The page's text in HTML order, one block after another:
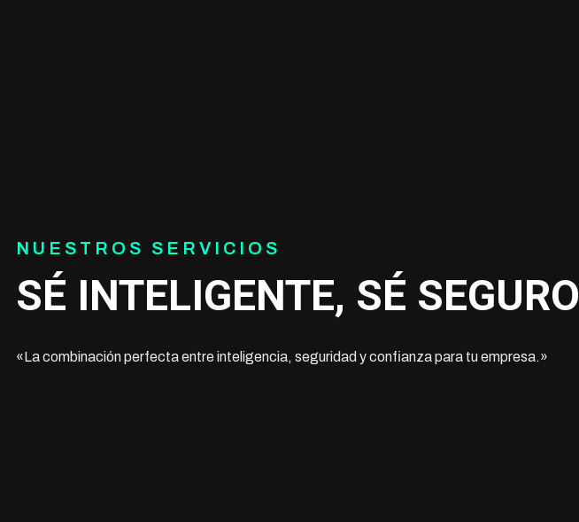
NUESTROS SERVICIOS
SÉ INTELIGENTE, SÉ SEGURO
«La combinación perfecta entre inteligencia, seguridad y confianza para tu empresa.»